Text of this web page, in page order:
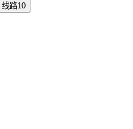
线路10